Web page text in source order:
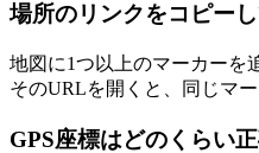
場所のリンクをコピー
地図に1つ以上のマーカーを
そのURLを開くと、同じマ
GPS座標はどのくらい